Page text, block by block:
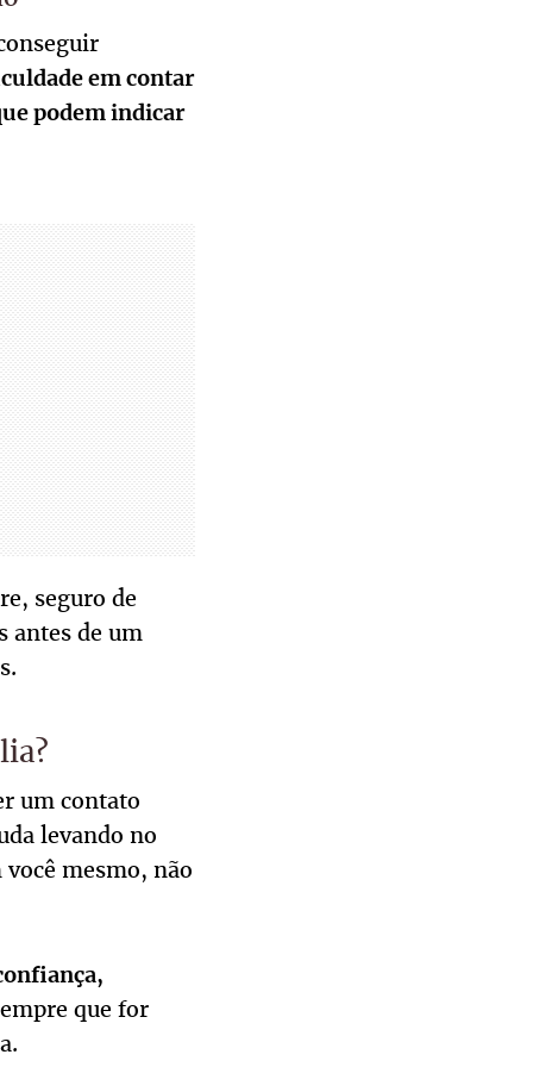
em contar
podem indicar
seguro de
antes de um
um contato
levando no
mesmo, não
que for